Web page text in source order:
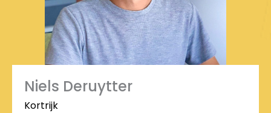
Niels Deruytter
Kortrijk